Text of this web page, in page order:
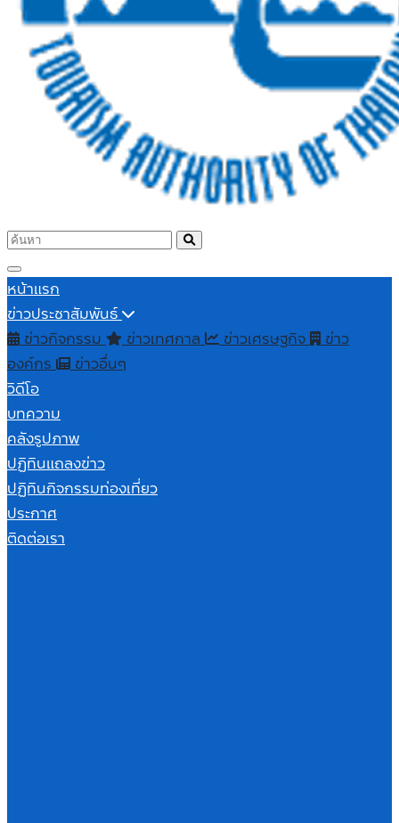
หน้าแรก
ข่าวประชาสัมพันธ์
ข่าวกิจกรรม
ข่าวเทศกาล ข่าวเศรษฐกิจ ข่าว
องค์กร
ข่าวอื่นๆ
วิดีโอ
บทความ
คลังรูปภาพ
ปฏิทินแถลงข่าว
ปฏิทินกิจกรรมท่องเที่ยว
ประกาศ
ติดต่อเรา